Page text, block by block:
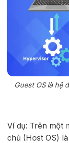
Guest OS là hệ
Ví dụ: Trên một
chủ (Host OS) là